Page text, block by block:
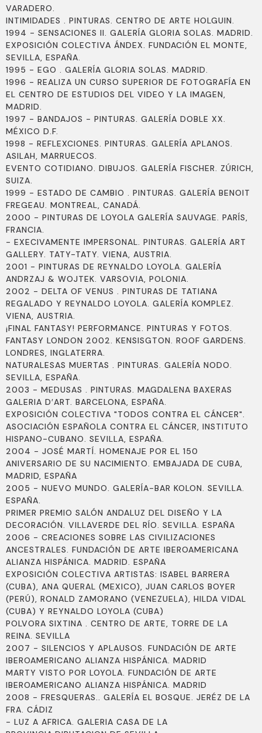
VARADERO.
INTIMIDADES . PINTURAS. CENTRO DE ARTE HOLGUIN.
1994 - SENSACIONES II. GALERÍA GLORIA SOLAS. MADRID.
EXPOSICIÓN COLECTIVA ÁNDEX. FUNDACIÓN EL MONTE,
SEVILLA, ESPAÑA.
1995 - EGO . GALERÍA GLORIA SOLAS. MADRID.
1996 - REALIZA UN CURSO SUPERIOR DE FOTOGRAFÍA EN
EL CENTRO DE ESTUDIOS DEL VIDEO Y LA IMAGEN,
MADRID.
1997 - BANDAJOS - PINTURAS. GALERÍA DOBLE XX.
MÉXICO D.F.
1998 - REFLEXCIONES. PINTURAS. GALERÍA APLANOS.
ASILAH, MARRUECOS.
EVENTO COTIDIANO. DIBUJOS. GALERÍA FISCHER. ZÚRICH,
SUIZA.
1999 - ESTADO DE CAMBIO . PINTURAS. GALERÍA BENOIT
FREGEAU. MONTREAL, CANADÁ.
2000 - PINTURAS DE LOYOLA GALERÍA SAUVAGE. PARÍS,
FRANCIA.
- EXECIVAMENTE IMPERSONAL. PINTURAS. GALERÍA ART
GALLERY. TATY-TATY. VIENA, AUSTRIA.
2001 - PINTURAS DE REYNALDO LOYOLA. GALERÍA
ANDRZAJ & WOJTEK. VARSOVIA, POLONIA.
2002 - DELTA OF VENUS . PINTURAS DE TATIANA
REGALADO Y REYNALDO LOYOLA. GALERÍA KOMPLEZ.
VIENA, AUSTRIA.
¡FINAL FANTASY! PERFORMANCE. PINTURAS Y FOTOS.
FANTASY LONDON 2002. KENSISGTON. ROOF GARDENS.
LONDRES, INGLATERRA.
NATURALESAS MUERTAS . PINTURAS. GALERÍA NODO.
SEVILLA, ESPAÑA.
2003 - MEDUSAS . PINTURAS. MAGDALENA BAXERAS
GALERIA D′ART. BARCELONA, ESPAÑA.
EXPOSICIÓN COLECTIVA "TODOS CONTRA EL CÁNCER".
ASOCIACIÓN ESPAÑOLA CONTRA EL CÁNCER, INSTITUTO
HISPANO-CUBANO. SEVILLA, ESPAÑA.
2004 - JOSÉ MARTÍ. HOMENAJE POR EL 150
ANIVERSARIO DE SU NACIMIENTO. EMBAJADA DE CUBA,
MADRID, ESPAÑA
2005 - NUEVO MUNDO. GALERÍA-BAR KOLON. SEVILLA.
ESPAÑA.
PRIMER PREMIO SALÓN ANDALUZ DEL DISEÑO Y LA
DECORACIÓN. VILLAVERDE DEL RÍO. SEVILLA. ESPAÑA
2006 - CREACIONES SOBRE LAS CIVILIZACIONES
ANCESTRALES. FUNDACIÓN DE ARTE IBEROAMERICANA
ALIANZA HISPÁNICA. MADRID. ESPAÑA
EXPOSICIÓN COLECTIVA ARTISTAS: ISABEL BARRERA
(CUBA), ANA QUERAL (MEXICO), JUAN CARLOS BOYER
(PERÚ), RONALD ZAMORANO (VENEZUELA), HILDA VIDAL
(CUBA) Y REYNALDO LOYOLA (CUBA)
POLVORA SIXTINA . CENTRO DE ARTE, TORRE DE LA
REINA. SEVILLA
2007 - SILENCIOS Y APLAUSOS. FUNDACIÓN DE ARTE
IBEROAMERICANO ALIANZA HISPÁNICA. MADRID
MARTY VISTO POR LOYOLA. FUNDACIÓN DE ARTE
IBEROAMERICANO ALIANZA HISPÁNICA. MADRID
2008 - FRESQUERAS.. GALERÍA EL BOSQUE. JERÉZ DE LA
FRA. CÁDIZ
- LUZ A AFRICA. GALERIA CASA DE LA